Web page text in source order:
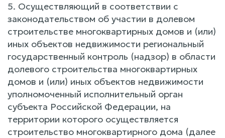
5. Осуществляющий в соответствии с
законодательством об участии в долевом
строительстве многоквартирных домов и (или)
иных объектов недвижимости региональный
государственный контроль (надзор) в области
долевого строительства многоквартирных
домов и (или) иных объектов недвижимости
уполномоченный исполнительный орган
субъекта Российской Федерации, на
территории которого осуществляется
строительство многоквартирного дома (далее